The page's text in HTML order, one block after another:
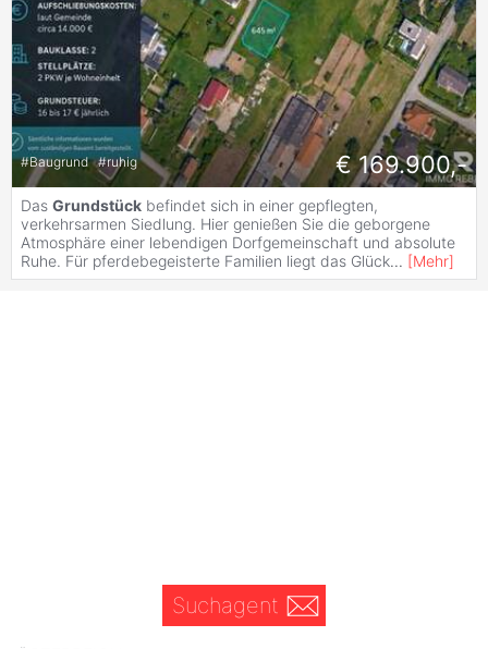
#Baugrund #ruhig € 169.900,-
Das Grundstück befindet sich in einer gepflegten,
verkehrsarmen Siedlung. Hier genießen Sie die geborgene
Atmosphäre einer lebendigen Dorfgemeinschaft und absolute
Ruhe. Für pferdebegeisterte Familien liegt das Glück... [Mehr]
Suchagent